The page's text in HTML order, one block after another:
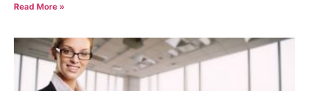
Read More »